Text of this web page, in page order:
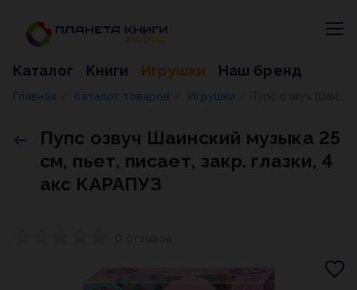
Каталог Книги Игрушки Наш бренд
Главная Каталог товаров Игрушки
Пупс озвуч Шаинский музыка 25
см, пьет, писает, закр. глазки, 4
акс КАРАПУЗ